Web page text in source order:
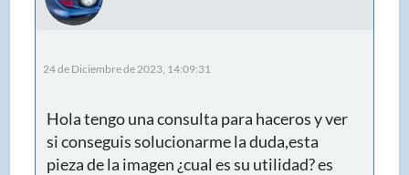
24 de Diciembre de 2023, 14:09:31
Hola tengo una consulta para haceros y ver
si conseguis solucionarme la duda,esta
pieza de la imagen ¿cual es su utilidad? es